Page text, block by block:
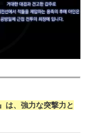
は、強力な突撃力と